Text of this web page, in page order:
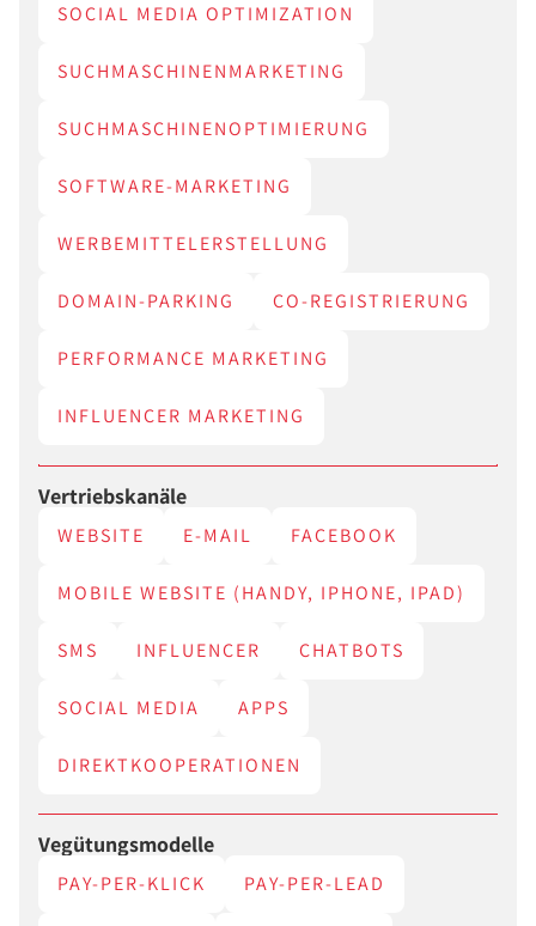
SOCIAL MEDIA OPTIMIZATION
SUCHMASCHINENMARKETING
SUCHMASCHINENOPTIMIERUNG
SOFTWARE-MARKETING
WERBEMITTELERSTELLUNG
DOMAIN-PARKING CO-REGISTRIERUNG
PERFORMANCE MARKETING
INFLUENCER MARKETING
Vertriebskanäle
WEBSITE E-MAIL FACEBOOK
MOBILE WEBSITE (HANDY, IPHONE, IPAD)
SMS INFLUENCER CHATBOTS
SOCIAL MEDIA APPS
DIREKTKOOPERATIONEN
Vegütungsmodelle
PAY-PER-KLICK PAY-PER-LEAD